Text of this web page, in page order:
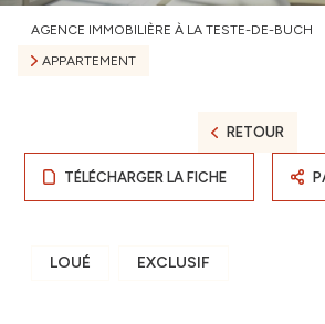
AGENCE IMMOBILIÈRE À LA TESTE-DE-BUCH
APPARTEMENT
RETOUR
TÉLÉCHARGER LA FICHE
LOUÉ EXCLUSIF